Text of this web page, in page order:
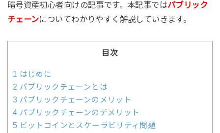
暗号資産初心者向けの記事です。本記事ではパブリック
チェーンについてわかりやすく解説していきます。
目次
1 はじめに
2 パブリックチェーンとは
3 パブリックチェーンのメリット
4 パブリックチェーンのデメリット
5 ビットコインとスケーラビリティ問題